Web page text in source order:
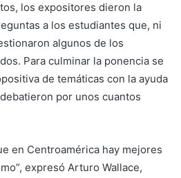
los expositores dieron la
a los estudiantes que, ni
algunos de los
Para culminar la ponencia se
de temáticas con la ayuda
por unos cuantos
en Centroamérica hay mejores
expresó Arturo Wallace,